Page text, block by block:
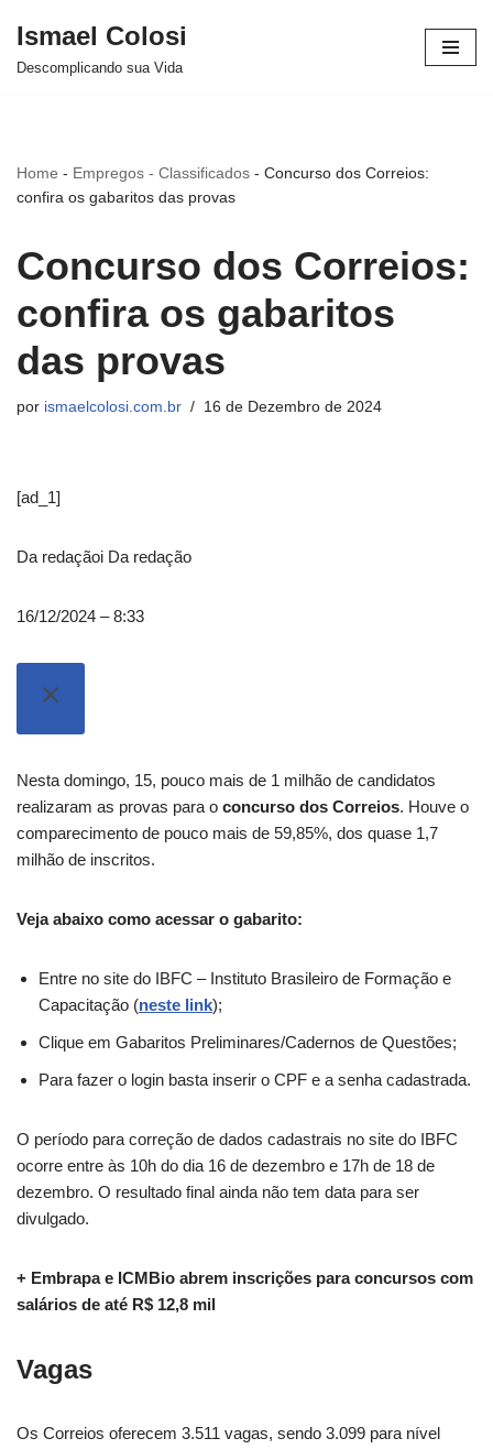
Avançar
Ismael Colosi
Descomplicando sua Vida
Home - Empregos - Classificados - Concurso dos Correios:
confira os gabaritos das provas
Concurso dos Correios:
confira os gabaritos
das provas
por ismaelcolosi.com.br 16 de Dezembro de 2024
[ad_1]
Da redaçãoi Da redação
16/12/2024 – 8:33
Nesta domingo, 15, pouco mais de 1 milhão de candidatos
realizaram as provas para o concurso dos Correios. Houve o
comparecimento de pouco mais de 59,85%, dos quase 1,7
milhão de inscritos.
Veja abaixo como acessar o gabarito:
Entre no site do IBFC – Instituto Brasileiro de Formação e
Capacitação (neste link);
Clique em Gabaritos Preliminares/Cadernos de Questões;
Para fazer o login basta inserir o CPF e a senha cadastrada.
O período para correção de dados cadastrais no site do IBFC
ocorre entre às 10h do dia 16 de dezembro e 17h de 18 de
dezembro. O resultado final ainda não tem data para ser
divulgado.
+ Embrapa e ICMBio abrem inscrições para concursos com
salários de até R$ 12,8 mil
Vagas
Os Correios oferecem 3.511 vagas, sendo 3.099 para nível